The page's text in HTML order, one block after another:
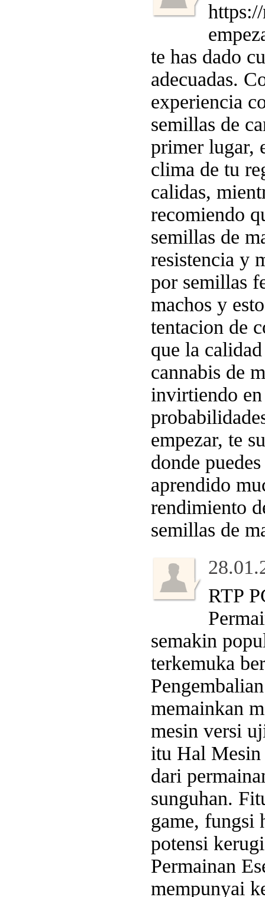
te has dado
adecuadas.
experiencia
semillas de
primer lugar,
clima de tu
calidas,
recomiendo
semillas de
resistencia y
por semillas
machos y
tentacion de
que la
cannabis de
invirtiendo
empezar, te
donde
aprendido
rendimiento
semillas de
RTP
semakin
terkemuka
memainkan
mesin versi
itu Hal
dari
sunguhan.
game, fungsi
potensi
Permainan
mempunyai